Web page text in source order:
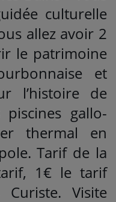
culturelle
allez avoir 2
le patrimoine
et
l’histoire de
piscines gallo-
thermal en
Tarif de la
1€ le tarif
Visite